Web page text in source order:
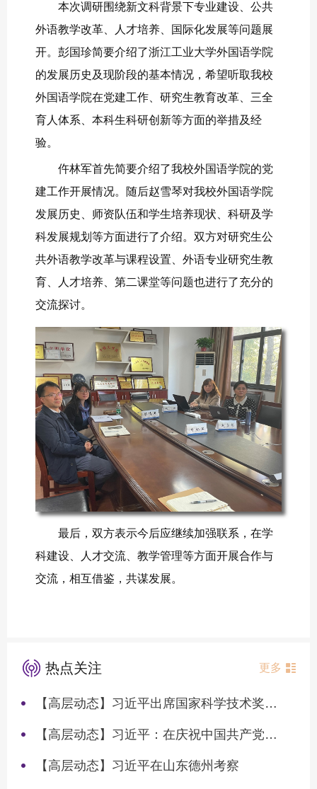
本次调研围绕新文科背景下专业建设、公共
外语教学改革、人才培养、国际化发展等问题展
开。彭国珍简要介绍了浙江工业大学外国语学院
的发展历史及现阶段的基本情况，希望听取我校
外国语学院在党建工作、研究生教育改革、三全
育人体系、本科生科研创新等方面的举措及经
验。
仵林军首先简要介绍了我校外国语学院的党
建工作开展情况。随后赵雪琴对我校外国语学院
发展历史、师资队伍和学生培养现状、科研及学
科发展规划等方面进行了介绍。双方对研究生公
共外语教学改革与课程设置、外语专业研究生教
育、人才培养、第二课堂等问题也进行了充分的
交流探讨。
最后，双方表示今后应继续加强联系，在学
科建设、人才交流、教学管理等方面开展合作与
交流，相互借鉴，共谋发展。
热点关注 更多
【高层动态】习近平出席国家科学技术奖励大会两院院士大会中国科协第十一次全国代表大会并发表重要讲话
【高层动态】习近平：在庆祝中国共产党成立105周年大会上的讲话
【高层动态】习近平在山东德州考察